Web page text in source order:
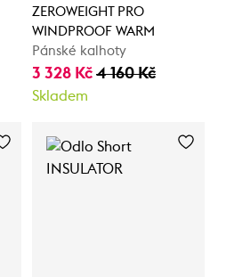
ZEROWEIGHT PRO
WINDPROOF WARM
Pánské kalhoty
3 328 Kč 4 160 Kč
Skladem